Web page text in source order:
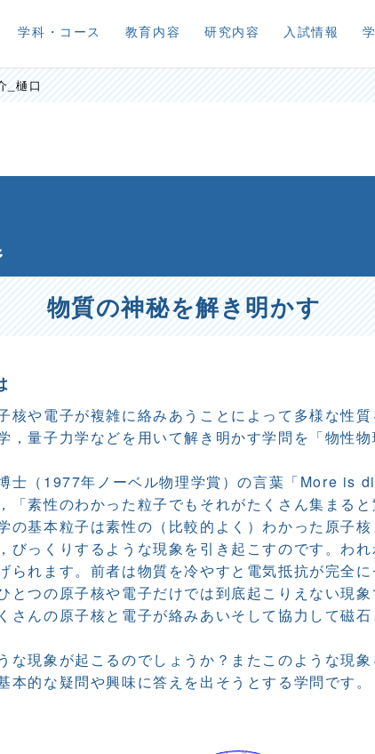
学科・コース 教育内容 研究内容 入試情報
_樋口
物質の神秘を解き明かす
核や電子が複雑に絡みあうことによって多様な性
量子力学などを用いて解き明かす学問を「物性物
士（1977年ノーベル物理学賞）の言葉「More is
「素性のわかった粒子でもそれがたくさん集まる
の基本粒子は素性の（比較的よく）わかった原子
びっくりするような現象を引き起こすのです。わ
られます。前者は物質を冷やすと電気抵抗が完全
とつの原子核や電子だけでは到底起こりえない現
んの原子核と電子が絡みあいそして協力して磁石
な現象が起こるのでしょうか？またこのような現
的な疑問や興味に答えを出そうとする学問です。